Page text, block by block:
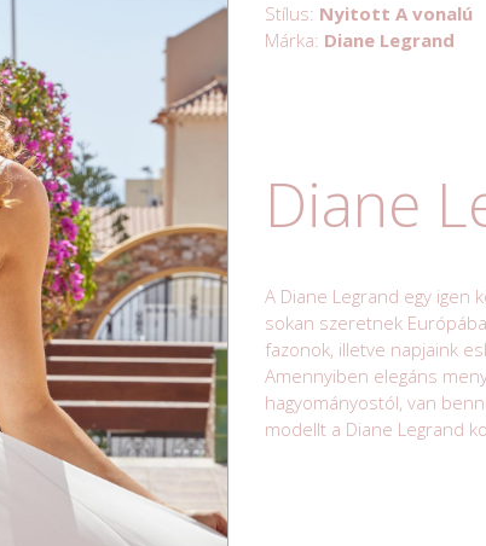
Stílus: Nyitott A vonalú
Márka: Diane Legrand
Diane
A Diane Legrand egy igen
sokan szeretnek
fazonok, illetve napjaink
Amennyiben elegáns
hagyományostól, van
modellt a Diane Legrand